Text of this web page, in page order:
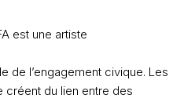
est une artiste
de l’engagement civique. Les
créent du lien entre des